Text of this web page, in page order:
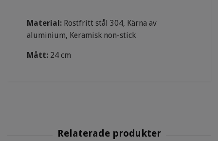
Material: Rostfritt stål 304, Kärna av
aluminium, Keramisk non-stick
Mått: 24 cm